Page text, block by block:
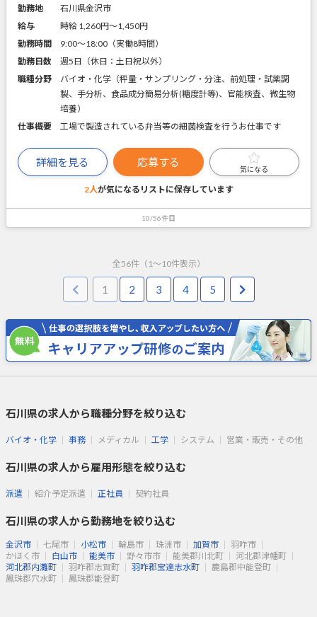
勤務地
石川県金沢市
給与
時給 1,260円〜1,450円
勤務時間
9:00～18:00（実働8時間）
勤務日数
週5日（休日：土日祝以外）
職種分野
バイオ・化学（秤量・サンプリング・分注、前処理・試薬調
製、手分析、食品成分簡易分析(糖度計等)、官能検査、微生物
培養）
仕事概要
工場で製造されている弁当等の細菌検査を行うお仕事です
詳細を見る 応募する
気になる
2人が気になるリストに保存しています
10/56件目
全56件（ 1 ～ 10件表示）
1 2 3 4 5
石川県の求人から職種分野を絞り込む
バイオ・化学 事務 メディカル 工学 システム 営業・販売・その他
石川県の求人から雇用形態を絞り込む
派遣 紹介予定派遣 正社員 契約社員
石川県の求人から勤務地を絞り込む
金沢市 七尾市 小松市 輪島市 珠洲市 加賀市
羽咋市
かほく市
白山市 能美市 野々市市 能美郡川北町
河北郡津幡町
河北郡内灘町
羽咋郡志賀町 羽咋郡宝達志水町
鹿島郡中能登町
鳳珠郡穴水町
鳳珠郡能登町